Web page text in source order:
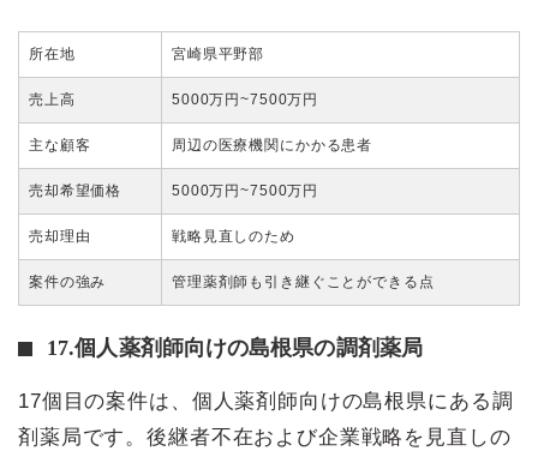
所在地 宮崎県平野部
売上高 5000万円~7500万円
主な顧客 周辺の医療機関にかかる患者
売却希望価格 5000万円~7500万円
売却理由 戦略見直しのため
案件の強み 管理薬剤師も引き継ぐことができる点
17.個人薬剤師向けの島根県の調剤薬局
17個目の案件は、個人薬剤師向けの島根県にある調
剤薬局です。後継者不在および企業戦略を見直しの